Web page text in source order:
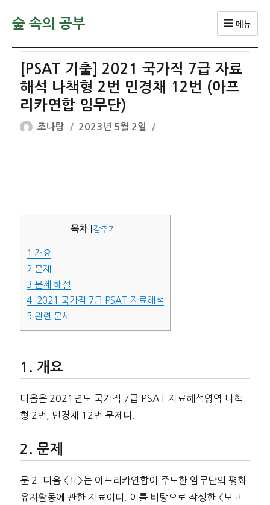
숲 속의 공부 메뉴
[PSAT 기출] 2021 국가직 7급 자료
해석 나책형 2번 민경채 12번 (아프
리카연합 임무단)
글
쓴
조나탕
작
성
2023년 5월 2일
목차 감추기
1 개요
2 문제
3 문제 해설
42021 국가직 7급 PSAT 자료해석
5 관련 문서
개요
다음은 2021년도 국가직 7급 PSAT 자료해석영역 나책
형 2번, 민경채 12번 문제다.
문제
문 2. 다음 <표>는 아프리카연합이 주도한 임무단의 평화
유지활동에 관한 자료이다. 이를 바탕으로 작성한 <보고